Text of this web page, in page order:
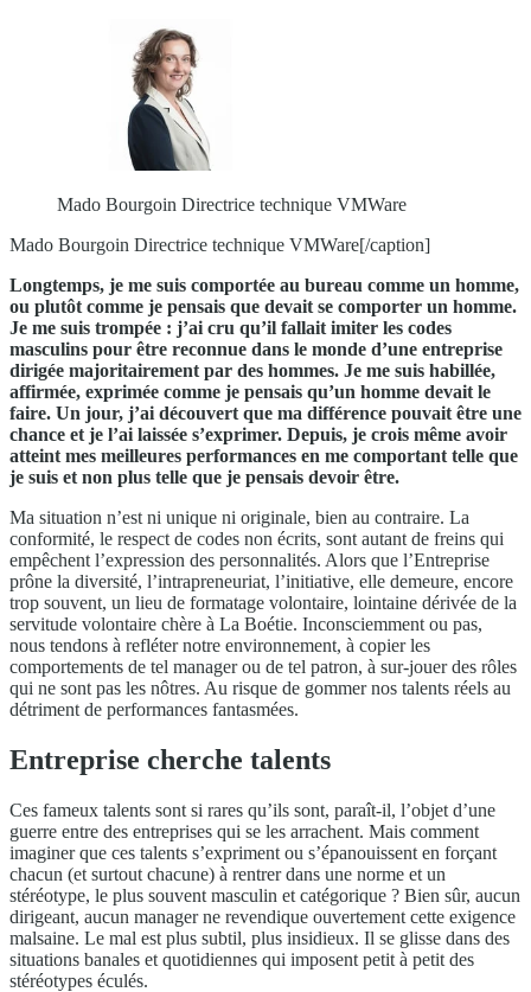
Mado Bourgoin Directrice technique VMWare
Mado Bourgoin Directrice technique VMWare[/caption]
Longtemps, je me suis comportée au bureau comme un homme,
ou plutôt comme je pensais que devait se comporter un homme.
Je me suis trompée : j’ai cru qu’il fallait imiter les codes
masculins pour être reconnue dans le monde d’une entreprise
dirigée majoritairement par des hommes. Je me suis habillée,
affirmée, exprimée comme je pensais qu’un homme devait le
faire. Un jour, j’ai découvert que ma différence pouvait être une
chance et je l’ai laissée s’exprimer. Depuis, je crois même avoir
atteint mes meilleures performances en me comportant telle que
je suis et non plus telle que je pensais devoir être.
Ma situation n’est ni unique ni originale, bien au contraire. La
conformité, le respect de codes non écrits, sont autant de freins qui
empêchent l’expression des personnalités. Alors que l’Entreprise
prône la diversité, l’intrapreneuriat, l’initiative, elle demeure, encore
trop souvent, un lieu de formatage volontaire, lointaine dérivée de la
servitude volontaire chère à La Boétie. Inconsciemment ou pas,
nous tendons à refléter notre environnement, à copier les
comportements de tel manager ou de tel patron, à sur-jouer des rôles
qui ne sont pas les nôtres. Au risque de gommer nos talents réels au
détriment de performances fantasmées.
Entreprise cherche talents
Ces fameux talents sont si rares qu’ils sont, paraît-il, l’objet d’une
guerre entre des entreprises qui se les arrachent. Mais comment
imaginer que ces talents s’expriment ou s’épanouissent en forçant
chacun (et surtout chacune) à rentrer dans une norme et un
stéréotype, le plus souvent masculin et catégorique ? Bien sûr, aucun
dirigeant, aucun manager ne revendique ouvertement cette exigence
malsaine. Le mal est plus subtil, plus insidieux. Il se glisse dans des
situations banales et quotidiennes qui imposent petit à petit des
stéréotypes éculés.